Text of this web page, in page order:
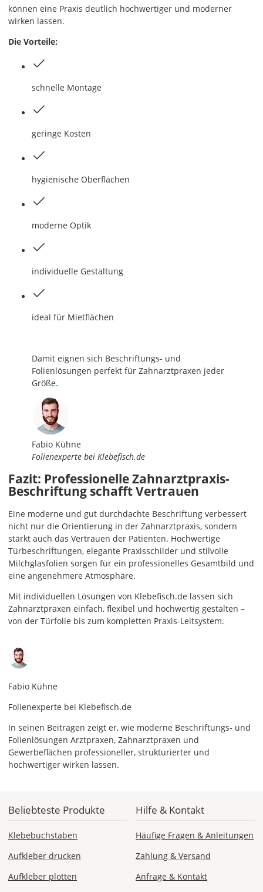
können eine Praxis deutlich hochwertiger und moderner
wirken lassen.
Die Vorteile:
schnelle Montage
geringe Kosten
hygienische Oberflächen
moderne Optik
individuelle Gestaltung
ideal für Mietflächen
Damit eignen sich Beschriftungs- und
Folienlösungen perfekt für Zahnarztpraxen jeder
Größe.
Fabio Kühne
Folienexperte bei Klebefisch.de
Fazit: Professionelle Zahnarztpraxis-
Beschriftung schafft Vertrauen
Eine moderne und gut durchdachte Beschriftung verbessert
nicht nur die Orientierung in der Zahnarztpraxis, sondern
stärkt auch das Vertrauen der Patienten. Hochwertige
Türbeschriftungen, elegante Praxisschilder und stilvolle
Milchglasfolien sorgen für ein professionelles Gesamtbild und
eine angenehmere Atmosphäre.
Mit individuellen Lösungen von Klebefisch.de lassen sich
Zahnarztpraxen einfach, flexibel und hochwertig gestalten –
von der Türfolie bis zum kompletten Praxis-Leitsystem.
Fabio Kühne
Folienexperte bei Klebefisch.de
In seinen Beiträgen zeigt er, wie moderne Beschriftungs- und
Folienlösungen Arztpraxen, Zahnarztpraxen und
Gewerbeflächen professioneller, strukturierter und
hochwertiger wirken lassen.
Beliebteste Produkte
Klebebuchstaben
Aufkleber drucken
Aufkleber plotten
Hilfe & Kontakt
Häufige Fragen & Anleitungen
Zahlung & Versand
Anfrage & Kontakt